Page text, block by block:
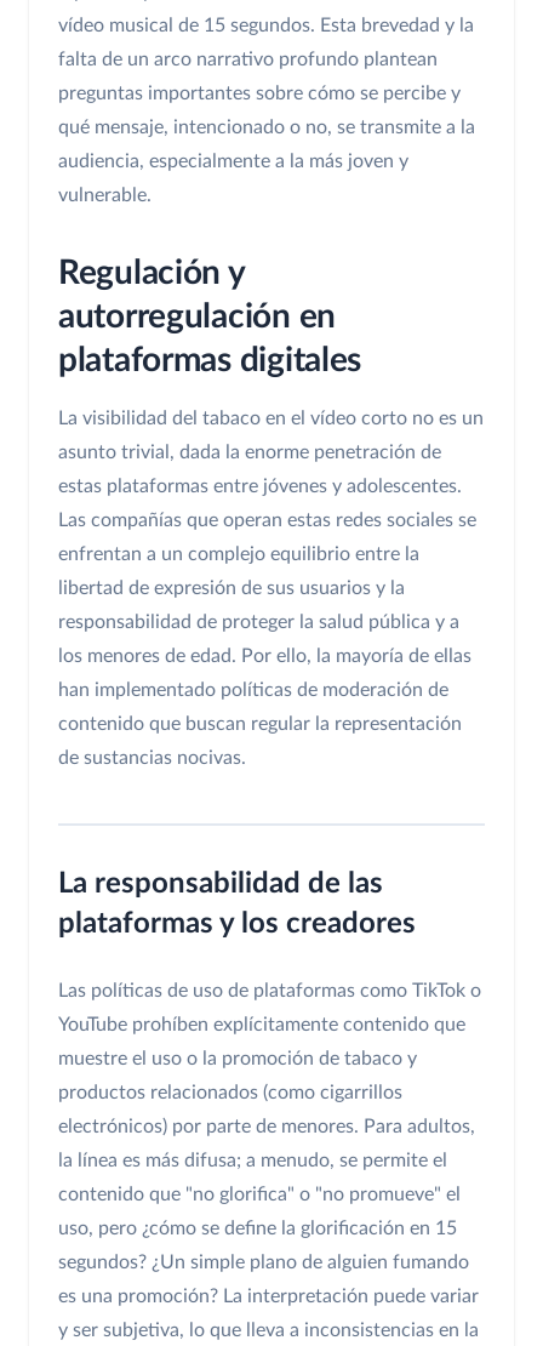
vídeo musical de 15 segundos. Esta brevedad y la
falta de un arco narrativo profundo plantean
preguntas importantes sobre cómo se percibe y
qué mensaje, intencionado o no, se transmite a la
audiencia, especialmente a la más joven y
vulnerable.
Regulación y
autorregulación en
plataformas digitales
La visibilidad del tabaco en el vídeo corto no es un
asunto trivial, dada la enorme penetración de
estas plataformas entre jóvenes y adolescentes.
Las compañías que operan estas redes sociales se
enfrentan a un complejo equilibrio entre la
libertad de expresión de sus usuarios y la
responsabilidad de proteger la salud pública y a
los menores de edad. Por ello, la mayoría de ellas
han implementado políticas de moderación de
contenido que buscan regular la representación
de sustancias nocivas.
La responsabilidad de las
plataformas y los creadores
Las políticas de uso de plataformas como TikTok o
YouTube prohíben explícitamente contenido que
muestre el uso o la promoción de tabaco y
productos relacionados (como cigarrillos
electrónicos) por parte de menores. Para adultos,
la línea es más difusa; a menudo, se permite el
contenido que "no glorifica" o "no promueve" el
uso, pero ¿cómo se define la glorificación en 15
segundos? ¿Un simple plano de alguien fumando
es una promoción? La interpretación puede variar
y ser subjetiva, lo que lleva a inconsistencias en la